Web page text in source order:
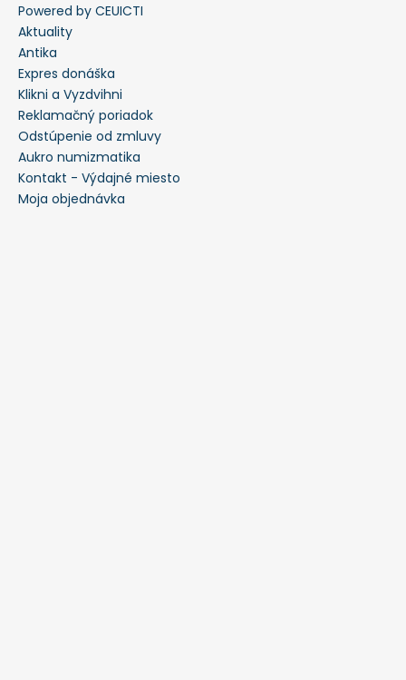
Powered by CEUICTI
Aktuality
Antika
Expres donáška
Klikni a Vyzdvihni
Reklamačný poriadok
Odstúpenie od zmluvy
Aukro numizmatika
Kontakt - Výdajné miesto
Moja objednávka